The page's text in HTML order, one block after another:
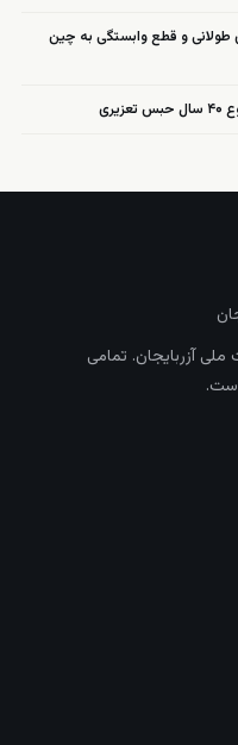
طولانی و قطع وابستگی به چین
آزربایجان. تمامی